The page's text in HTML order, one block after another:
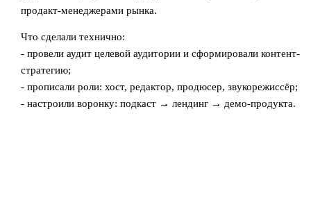
продакт-менеджерами рынка.
Что сделали технично:
- провели аудит целевой аудитории и сформировали контент-
стратегию;
- прописали роли: хост, редактор, продюсер, звукорежиссёр;
- настроили воронку: подкаст → лендинг → демо-продукта.